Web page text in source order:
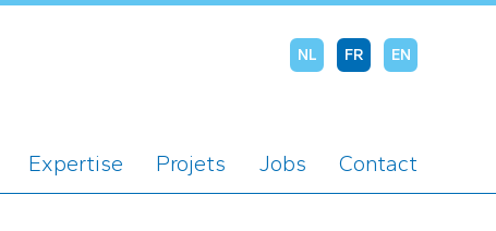
Expertise Projets Jobs Contact
NL FR EN